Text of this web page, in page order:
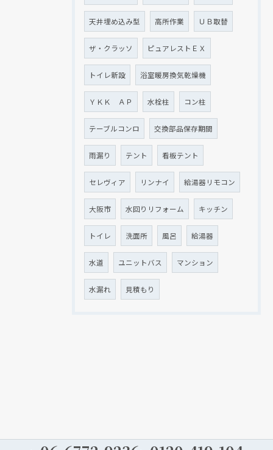
天井埋め込み型 高所作業 ＵＢ取替
ザ・クラッソ ピュアレストＥＸ
トイレ新設 浴室暖房換気乾燥機
ＹＫＫ ＡＰ 水栓柱 コン柱
テーブルコンロ 交換部品保存期間
雨漏り テント 看板テント
セレヴィア リンナイ 給湯器リモコン
大阪市 水回りリフォーム キッチン
トイレ 洗面所 風呂 給湯器
水道 ユニットバス マンション
水漏れ 見積もり